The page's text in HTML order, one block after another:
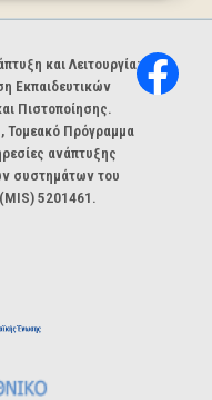
και Λειτουργία:
Εκπαιδευτικών
Πιστοποίησης.
Τομεακό Πρόγραμμα
ανάπτυξης
συστημάτων του
5201461.